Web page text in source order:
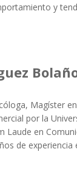
y
Magíster
por la
Laude en
de experiencia